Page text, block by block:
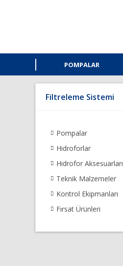
POMPALAR
Filtreleme Sistemi
Pompalar
Hidroforlar
Hidrofor Aksesuarları
Teknik Malzemeler
Kontrol Ekipmanları
Fırsat Ürünleri